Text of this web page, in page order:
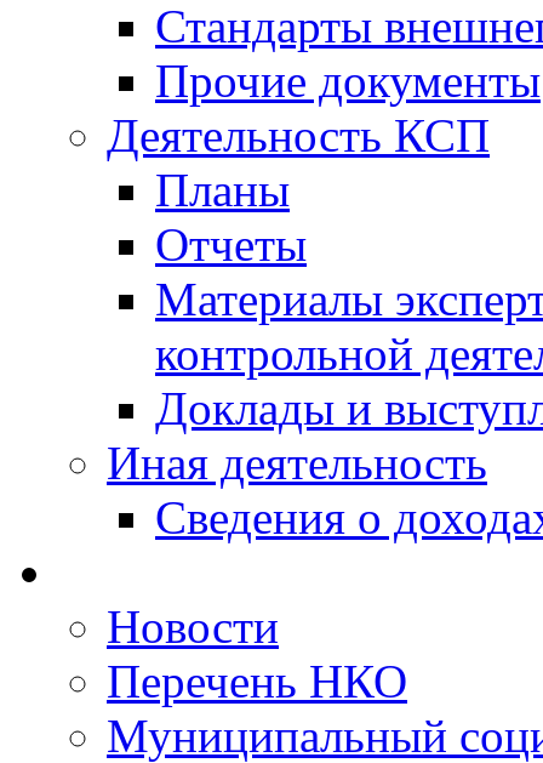
Стандарты
Прочие документы
Деятельность КСП
Планы
Отчеты
Материалы
контрольной
Доклады и
Иная деятельность
Сведения о
Новости
Перечень НКО
Муниципальный